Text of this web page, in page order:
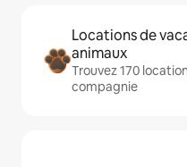
Locations de
animaux
Trouvez 170
compagnie